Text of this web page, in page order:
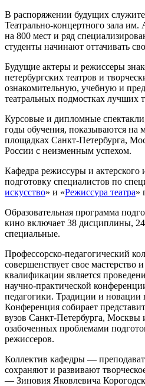
В распоряжении будущих
Театрально-концертного зала
на 800 мест и ряд
студенты начинают оттачивать
Будущие актеры и режиссеры
петербургских театров и
ознакомительную, учебную и
театральных подмостках лучших
Курсовые и дипломные
годы обучения, показываются на
площадках Санкт-Петербурга,
России с неизменным успехом.
Кафедра режиссуры и актерского
подготовку специалистов по
искусство» и «Режиссура театра»
Образовательная программа
кино включает 38 дисциплины,
специальные.
Профессорско-педагогический
совершенствует свое
квалификации является
научно-практической
педагогики. Традиции и
Конференция собирает
вузов Санкт-Петербурга, Москвы
озабоченных проблемами
режиссеров.
Коллектив кафедры —
сохраняют и развивают
— Зиновия Яковлевича